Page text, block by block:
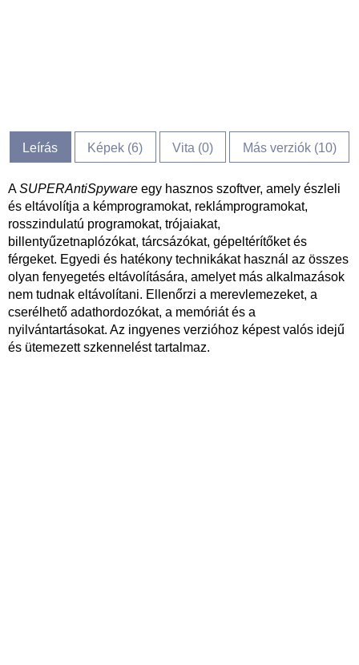
Leírás Képek (6) Vita (0) Más verziók (10)
ASUPERAntiSpyware egy hasznos szoftver, amely észleli
és eltávolítja a kémprogramokat, reklámprogramokat,
rosszindulatú programokat, trójaiakat,
billentyűzetnaplózókat, tárcsázókat, gépeltérítőket és
férgeket. Egyedi és hatékony technikákat használ az összes
olyan fenyegetés eltávolítására, amelyet más alkalmazások
nem tudnak eltávolítani. Ellenőrzi a merevlemezeket, a
cserélhető adathordozókat, a memóriát és a
nyilvántartásokat. Az ingyenes verzióhoz képest valós idejű
és ütemezett szkennelést tartalmaz.